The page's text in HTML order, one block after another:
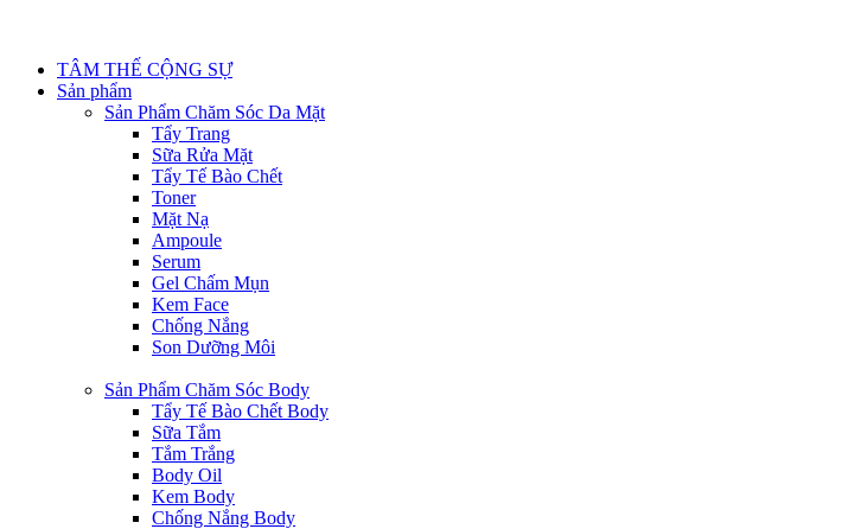
TÂM THẾ CỘNG SỰ
Sản phẩm
Sản Phẩm Chăm Sóc Da Mặt
Tẩy Trang
Sữa Rửa Mặt
Tẩy Tế Bào Chết
Toner
Mặt Nạ
Ampoule
Serum
Gel Chấm Mụn
Kem Face
Chống Nắng
Son Dưỡng Môi
Sản Phẩm Chăm Sóc Body
Tẩy Tế Bào Chết Body
Sữa Tắm
Tắm Trắng
Body Oil
Kem Body
Chống Nắng Body